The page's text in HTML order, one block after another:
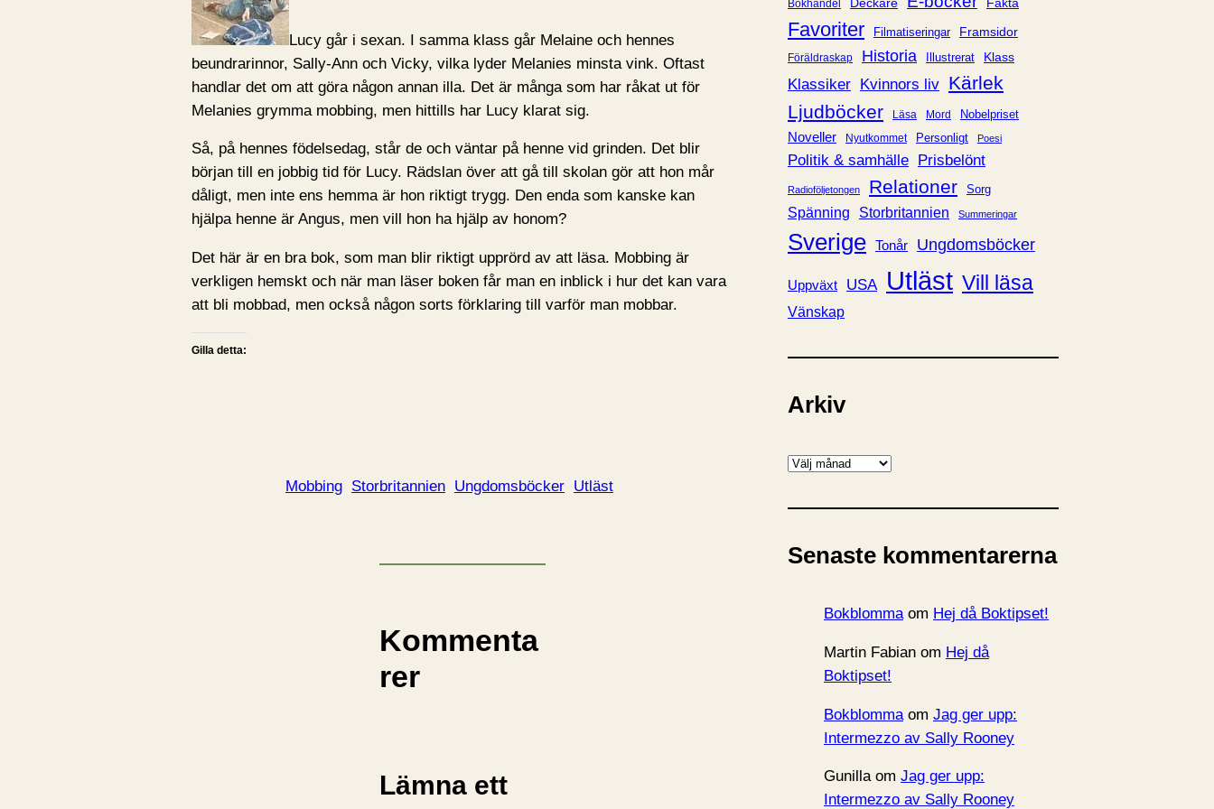
Lucy går i sexan. I samma klass går Melaine och hennes
beundrarinnor, Sally-Ann och Vicky, vilka lyder Melanies minsta vink. Oftast
handlar det om att göra någon annan illa. Det är många som har råkat ut för
Melanies grymma mobbing, men hittills har Lucy klarat sig.
Så, på hennes födelsedag, står de och väntar på henne vid grinden. Det blir
början till en jobbig tid för Lucy. Rädslan över att gå till skolan gör att hon mår
dåligt, men inte ens hemma är hon riktigt trygg. Den enda som kanske kan
hjälpa henne är Angus, men vill hon ha hjälp av honom?
Det här är en bra bok, som man blir riktigt upprörd av att läsa. Mobbing är
verkligen hemskt och när man läser boken får man en inblick i hur det kan vara
att bli mobbad, men också någon sorts förklaring till varför man mobbar.
Gilla detta:
Mobbing Storbritannien Ungdomsböcker Utläst
Kommenta
rer
Lämna ett
e
r
Bokhandel
Favoriter Filmatiseringar Framsidor
Föräldraskap Historia Illustrerat Klass
Klassiker Kvinnors liv Kärlek
Ljudböcker
Läsa Mord Nobelpriset
Noveller Nyutkommet Personligt Poesi
Politik & samhälle Prisbelönt
Radioföljetongen Relationer Sorg
Spänning Storbritannien Summeringar
Sverige Tonår Ungdomsböcker
Uppväxt USA Utläst Vill läsa
Vänskap
Arkiv
A
k
v
Senaste kommentarerna
Bokblommaom Hej då Boktipset!
Martin Fabian om Hej då
Boktipset!
Bokblomma om Jag ger upp:
Intermezzo av Sally Rooney
Gunillaom Jag ger upp:
Intermezzo av Sally Rooney